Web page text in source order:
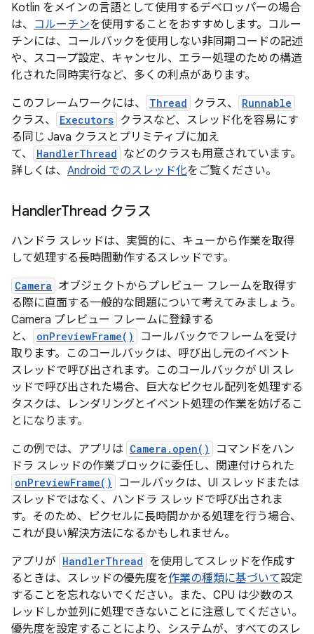
Kotlin をメインの言語として使用するデベロッパーの場合
は、 コルーチンを使用することをおすすめします。コルー
チンには、コールバックを使用しない非同期コードの記述
や、スコープ設定、キャンセル、エラー処理のための構造
化された同時実行など、多くの利点があります。
このフレームワークには、
Thread クラス、 Runnable
クラス、 Executors クラスなど、スレッド化を容易にす
る同じ Java クラスとプリミティブに加え
て、
HandlerThread などのクラスも用意されています。
詳しくは、 Android でのスレッド化をご覧ください。
HandlerThread クラス
ハンドラ スレッドは、実質的に、キューから作業を取得
して処理する長時間動作するスレッドです。
Camera オブジェクトからプレビュー フレームを取得す
る際に直面する一般的な問題について考えてみましょう。
Camera プレビュー フレームに登録する
と、
onPreviewFrame()
コールバックでフレームを受け
取ります。このコールバックは、呼び出し元のイベント
スレッドで呼び出されます。このコールバックが UI スレ
ッドで呼び出された場合、巨大なピクセル配列を処理する
タスクは、レンダリングとイベント処理の作業を妨げるこ
とになります。
この例では、アプリは Camera.open()
コマンドをハン
ドラ スレッドの作業ブロックに委任し、関連付けられた
onPreviewFrame()
コールバックは、UI スレッドまたは
スレッドではなく、ハンドラ スレッドで呼び出されま
す。そのため、ピクセルに長時間かかる処理を行う場合、
これが良い解決方法になるかもしれません。
アプリが HandlerThread を使用してスレッドを作成す
るときは、スレッドの優先度を作業の種類に基づいて設定
することを忘れないでください。また、CPU は少数のス
レッドしか並列に処理できないことに注意してください。
優先度を設定することにより、システムが、すべてのスレ